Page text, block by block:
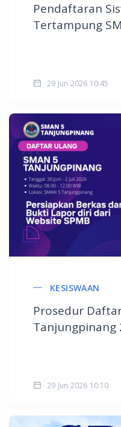
Pendaftaran
Tertampung
29 Jun 2026 10:45
KESISWAAN
Prosedur
Tanjungpinang
29 Jun 2026 10:10